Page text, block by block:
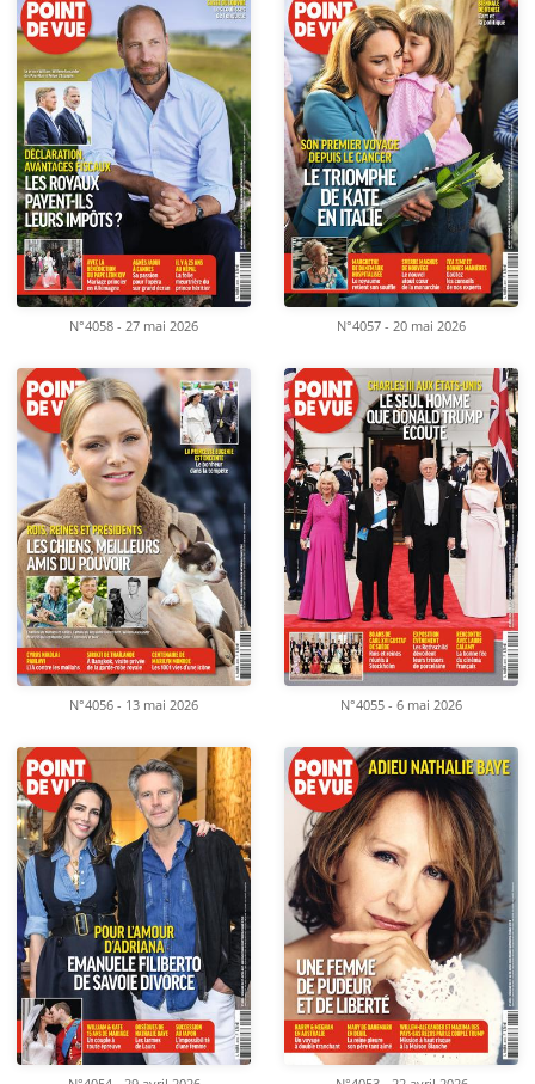
N°4058 - 27 mai 2026 N°4057 - 20 mai 2026
N°4056 - 13 mai 2026 N°4055 - 6 mai 2026